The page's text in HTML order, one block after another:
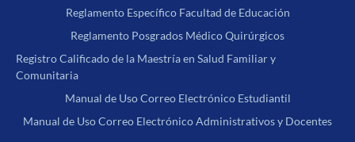
Reglamento Específico Facultad de Educación
Reglamento Posgrados Médico Quirúrgicos
Registro Calificado de la Maestría en Salud Familiar y
Comunitaria
Manual de Uso Correo Electrónico Estudiantil
Manual de Uso Correo Electrónico Administrativos y Docentes